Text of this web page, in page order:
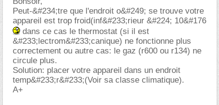
Peut-&#234;tre que l'endroit o&#249; se trouve votre
appareil est trop froid(inf&#233;rieur &#224; 10&#176
dans ce cas le thermostat (si il est
&#233;lectrom&#233;canique) ne fonctionne plus
correctement ou autre cas: le gaz (r600 ou r134) ne
circule plus.
Solution: placer votre appareil dans un endroit
temp&#233;r&#233;(Voir sa classe climatique).
A+